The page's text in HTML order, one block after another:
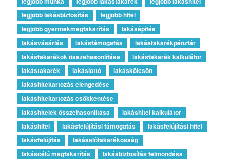
legjobb lakásbiztosítás
legjobb hitel
legjobb gyermekmegtakarítás
lakásépítés
lakásvásárlás
lakástámogatás
lakástakarékpénztár
lakástakarékok összehasonlítása
lakástakarék kalkulátor
lakástakarék
lakáslottó
lakáskölcsön
lakáshiteltartozás elengedése
lakáshiteltartozás csökkentése
lakáshitelek összehasonlítása
lakáshitel kalkulátor
lakáshitel
lakásfelújítási támogatás
lakásfelújítási hitel
lakásfelújítás
lakáselőtakarékosság
lakáscélú megtakarítás
lakásbiztosítás felmondása